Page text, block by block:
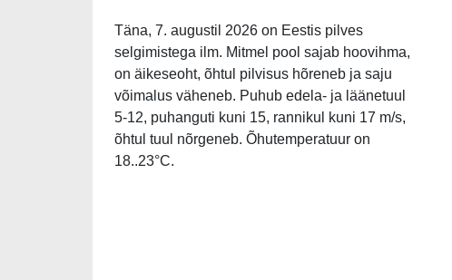
Täna, 7. augustil 2026 on Eestis pilves
selgimistega ilm. Mitmel pool sajab hoovihma,
on äikeseoht, õhtul pilvisus hõreneb ja saju
võimalus väheneb. Puhub edela- ja läänetuul
5-12, puhanguti kuni 15, rannikul kuni 17 m/s,
õhtul tuul nõrgeneb. Õhutemperatuur on
18..23°C.